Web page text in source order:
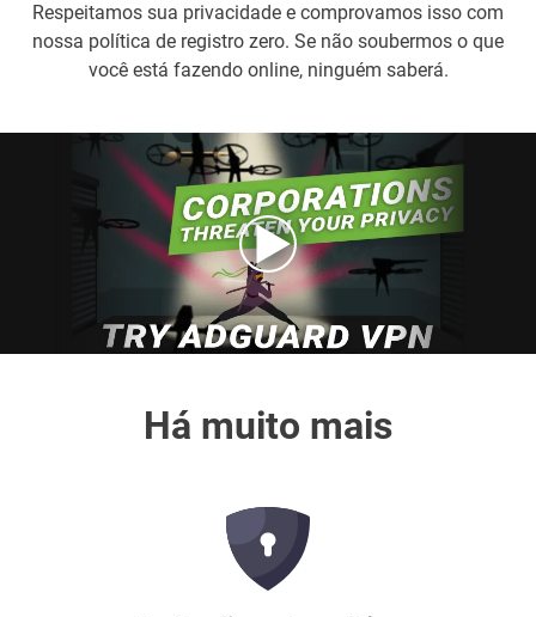
Respeitamos sua privacidade e comprovamos isso com
nossa política de registro zero. Se não soubermos o que
você está fazendo online, ninguém saberá.
Há muito mais